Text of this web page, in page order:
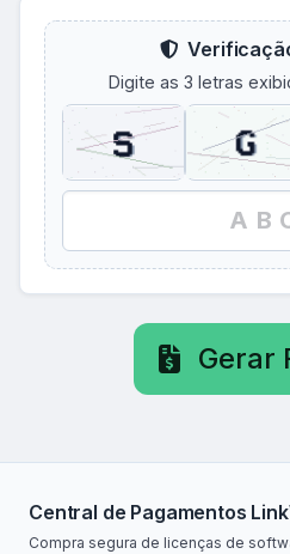
Digite as 3 letras
Gerar
Central de Pagamentos
Compra segura de licenças de